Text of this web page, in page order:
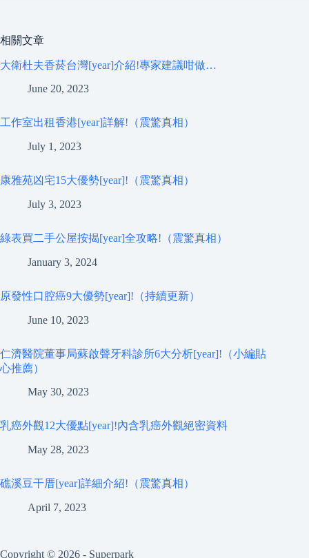
相關文章
大衛杜夫香菸台灣[year]介紹!專家建議咁做…
June 20, 2023
工作室出租香港[year]詳解!（震驚真相）
July 1, 2023
康雅苑凶宅15大優勢[year]!（震驚真相）
July 3, 2023
綠表買二手公屋按揭[year]全攻略!（震驚真相）
January 3, 2024
原發性口腔癌9大優勢[year]!（持續更新）
June 10, 2023
仁濟醫院董事局蘇啟聲牙科診所6大分析[year]!（小編貼
心推薦）
May 30, 2023
乳癌外觀12大優點[year]!內含乳癌外觀絕密資料
May 28, 2023
礁溪豆干厝[year]詳細介紹!（震驚真相）
April 7, 2023
Copyright © 2026 - Superpark